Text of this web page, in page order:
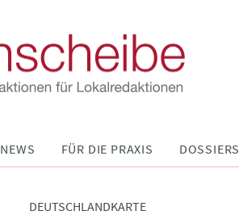
NEWS FÜR DIE PRAXIS DOSSIERS
DEUTSCHLANDKARTE